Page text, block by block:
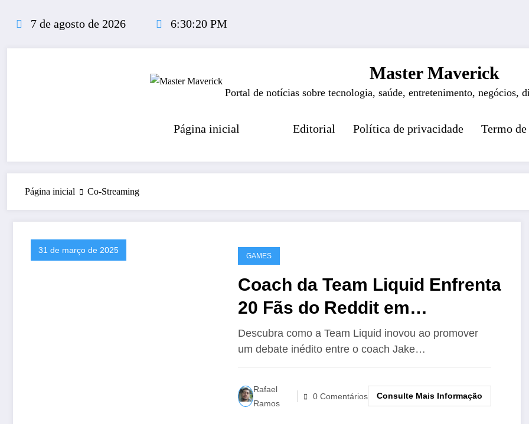
conteúdo
7 de agosto de 2026 6:30:20 PM
Master Maverick
Portal de notícias sobre tecnologia, saúde, entretenimento, negócios,
Página inicial Editorial Política de privacidade Termo
Página inicial Co-Streaming
31 de março de 2025
GAMES
Coach da Team Liquid Enfrenta
20 Fãs do Reddit em
Discussão Sobre LoL
Descubra como a Team Liquid inovou ao promover
um debate inédito entre o coach Jake…
Rafael
Ramos
0 Comentários Consulte Mais Informação